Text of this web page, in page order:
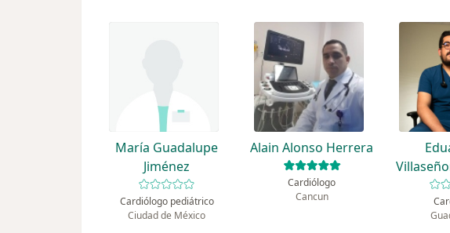
María Guadalupe
Jiménez
Cardiólogo pediátrico
Ciudad de México
Alain Alonso Herrera
Cardiólogo
Cancun